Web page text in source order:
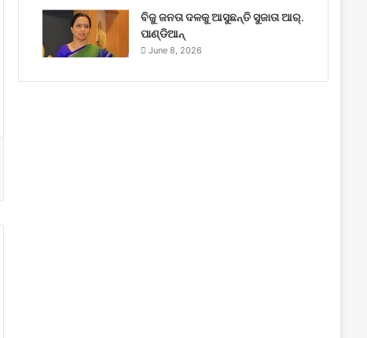
ବିଜୁ ଜନତା ଦଳକୁ ଆସୁଛନ୍ତି ସୁଜାତା ଆର୍‌.
ପାଣ୍ଡିଆନ୍
June 8, 2026